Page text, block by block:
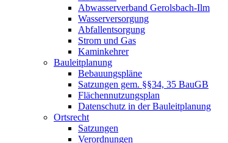
Abwasserverband Gerolsbach-Ilm
Wasserversorgung
Abfallentsorgung
Strom und Gas
Kaminkehrer
Bauleitplanung
Bebauungspläne
Satzungen gem. §§34, 35 BauGB
Flächennutzungsplan
Datenschutz in der Bauleitplanung
Ortsrecht
Satzungen
Verordnungen